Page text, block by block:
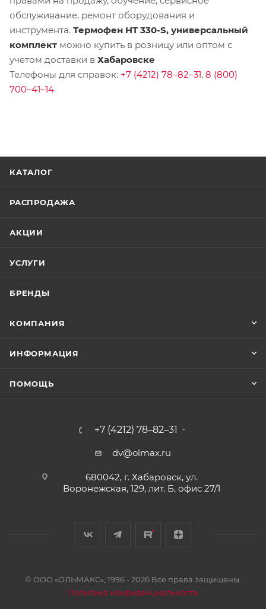
обслуживание, ремонт оборудования и
инструмента. Термофен HT 330-S, универсальный
комплект можно купить в розницу или оптом с
учетом доставки в Хабаровске
Телефоны для справок: +7 (4212) 78–82–31, 8 (800)
700–41–14
КАТАЛОГ
РАСПРОДАЖА
АКЦИИ
УСЛУГИ
БРЕНДЫ
КОМПАНИЯ
ИНФОРМАЦИЯ
ПОМОЩЬ
+7 (4212) 78–82–31
dv@olmax.ru
680042, г. Хабаровск, ул.
Воронежская, 129, лит. Б, офис 27/1
© ООО «ОЛЬМАКС», 1996 - 2026 Все права защищены.
Политика конфиденциальности